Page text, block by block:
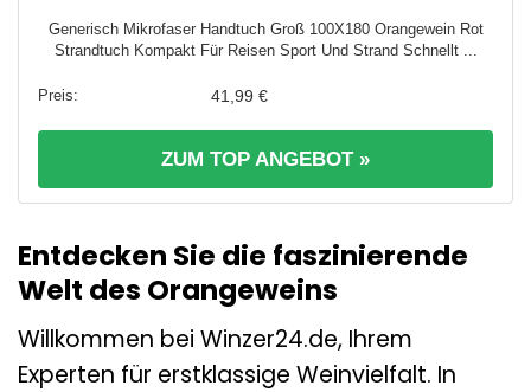
Generisch Mikrofaser Handtuch Groß 100X180 Orangewein Rot
Strandtuch Kompakt Für Reisen Sport Und Strand Schnellt ...
41,99 €
ZUM TOP ANGEBOT »
Entdecken Sie die faszinierende
Welt des Orangeweins
Willkommen bei Winzer24.de, Ihrem
Experten für erstklassige Weinvielfalt. In